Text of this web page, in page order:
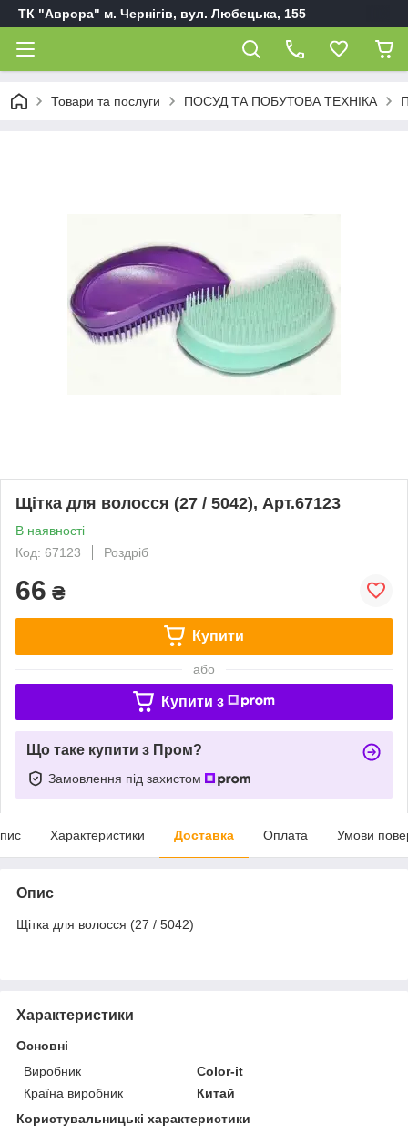
ТК "Аврора" м. Чернігів, вул. Любецька, 155
Товари та послуги ПОСУД ТА ПОБУТОВА ТЕХНІКА
Щітка для волосся (27 / 5042), Арт.67123
В наявності
Код: 67123
Роздріб
66 ₴
Купити
або
Купити з
Що таке купити з Пром?
Замовлення під захистом
Характеристики Доставка Оплата Умови
Опис
Щітка для волосся (27 / 5042)
Характеристики
Основні
Виробник
Color-it
Країна виробник
Китай
Користувальницькі характеристики